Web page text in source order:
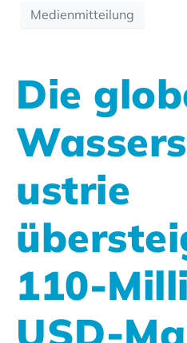
Medienmitteilung
Die
ustrie
110-